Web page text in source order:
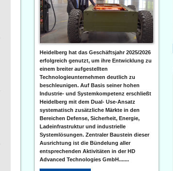
Heidelberg hat das Geschäftsjahr 2025/2026
erfolgreich genutzt, um ihre Entwicklung zu
einem breiter aufgestellten
Technologieunternehmen deutlich zu
beschleunigen. Auf Basis seiner hohen
Industrie- und Systemkompetenz erschließt
Heidelberg mit dem Dual- Use-Ansatz
systematisch zusätzliche Märkte in den
Bereichen Defense, Sicherheit, Energie,
Ladeinfrastruktur und industrielle
Systemlösungen. Zentraler Baustein dieser
Ausrichtung ist die Bündelung aller
entsprechenden Aktivitäten in der HD
Advanced Technologies GmbH.......